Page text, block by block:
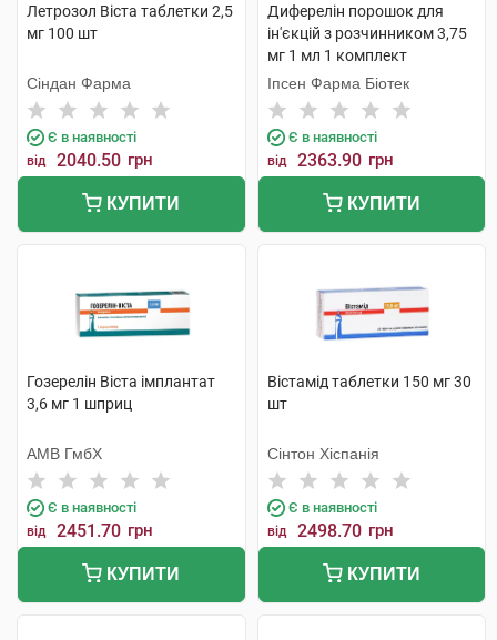
Летрозол Віста таблетки 2,5
мг 100 шт
Сіндан Фарма
Є в наявності
від 2040.50 грн
КУПИТИ
Диферелін порошок для
ін'єкцій з розчинником 3,75
мг 1 мл 1 комплект
Іпсен Фарма Біотек
Є в наявності
від 2363.90 грн
КУПИТИ
Гозерелін Віста імплантат
3,6 мг 1 шприц
АМВ ГмбХ
Є в наявності
від 2451.70 грн
КУПИТИ
Вістамід таблетки 150 мг 30
шт
Сінтон Хіспанія
Є в наявності
від 2498.70 грн
КУПИТИ